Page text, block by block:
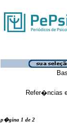
Refer�ncias
p�gina 1 de 2